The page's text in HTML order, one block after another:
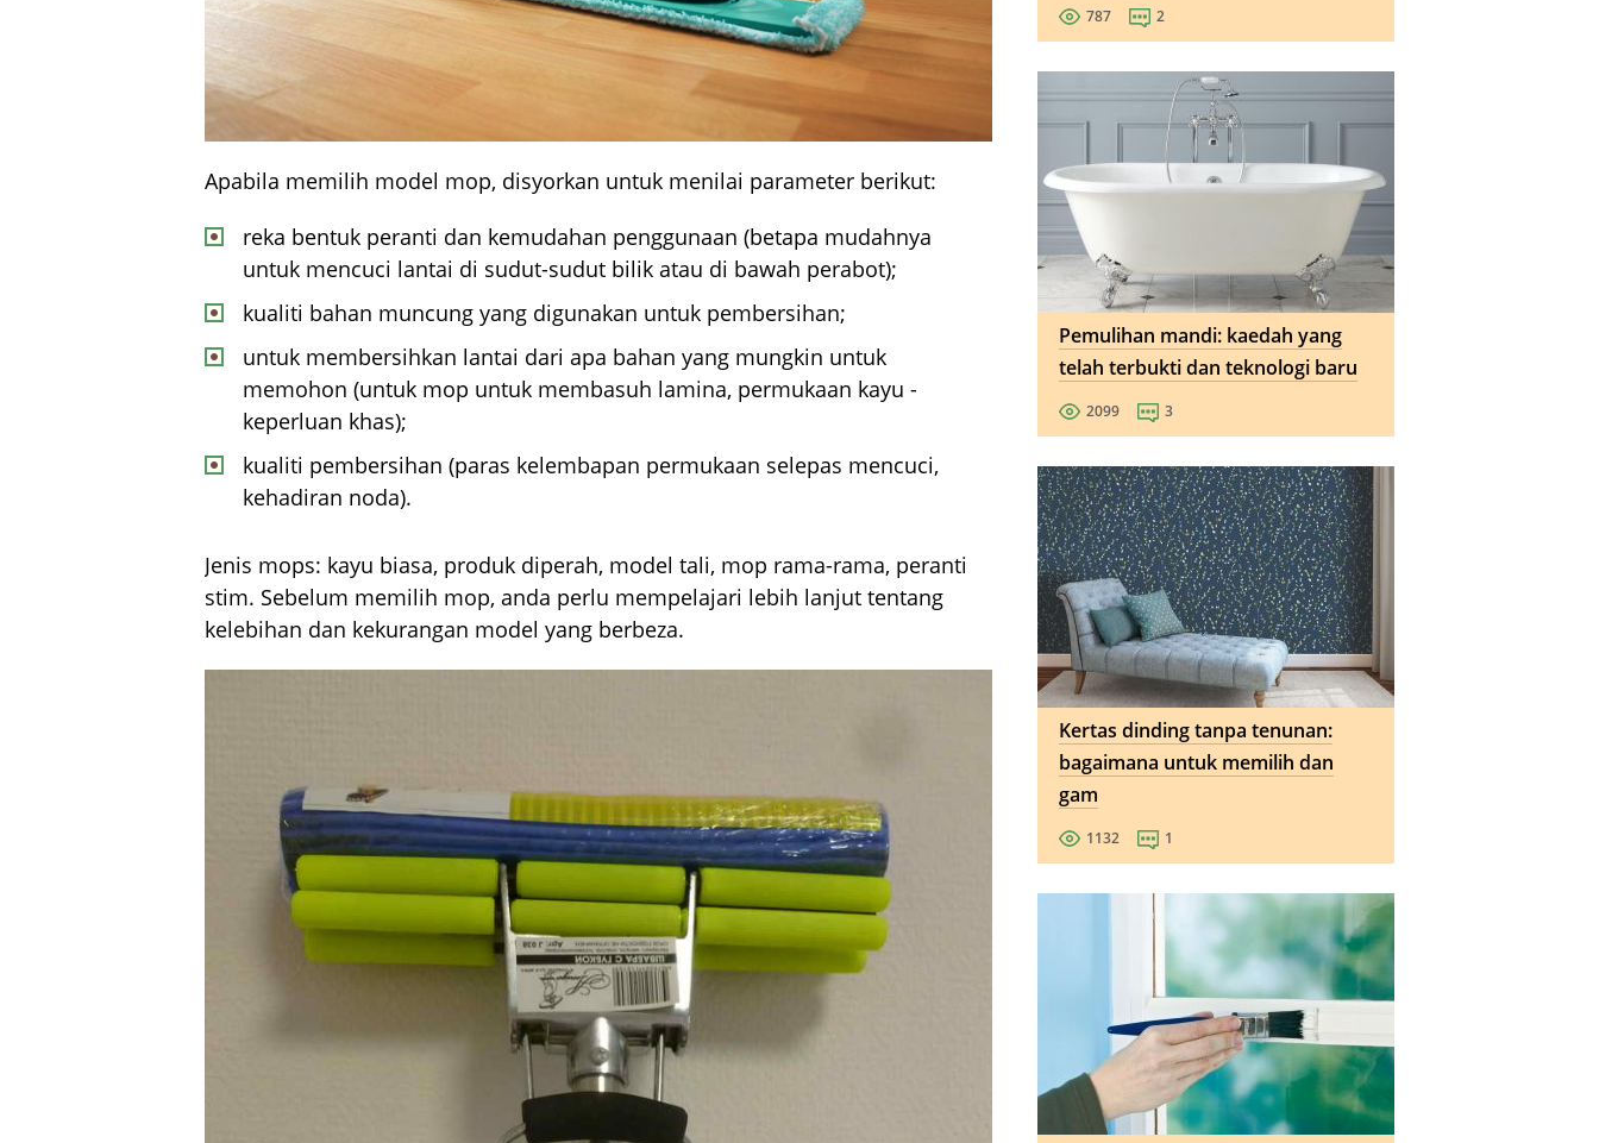
Apabila memilih model mop, disyorkan untuk menilai parameter berikut:
reka bentuk peranti dan kemudahan penggunaan (betapa mudahnya
untuk mencuci lantai di sudut-sudut bilik atau di bawah perabot);
kualiti bahan muncung yang digunakan untuk pembersihan;
untuk membersihkan lantai dari apa bahan yang mungkin untuk
memohon (untuk mop untuk membasuh lamina, permukaan kayu -
keperluan khas);
kualiti pembersihan (paras kelembapan permukaan selepas mencuci,
kehadiran noda).
Jenis mops: kayu biasa, produk diperah, model tali, mop rama-rama, peranti
stim. Sebelum memilih mop, anda perlu mempelajari lebih lanjut tentang
kelebihan dan kekurangan model yang berbeza.
787 2
Pemulihan mandi: kaedah yang
telah terbukti dan teknologi baru
2099 3
Kertas dinding tanpa tenunan:
bagaimana untuk memilih dan
gam
1132 1